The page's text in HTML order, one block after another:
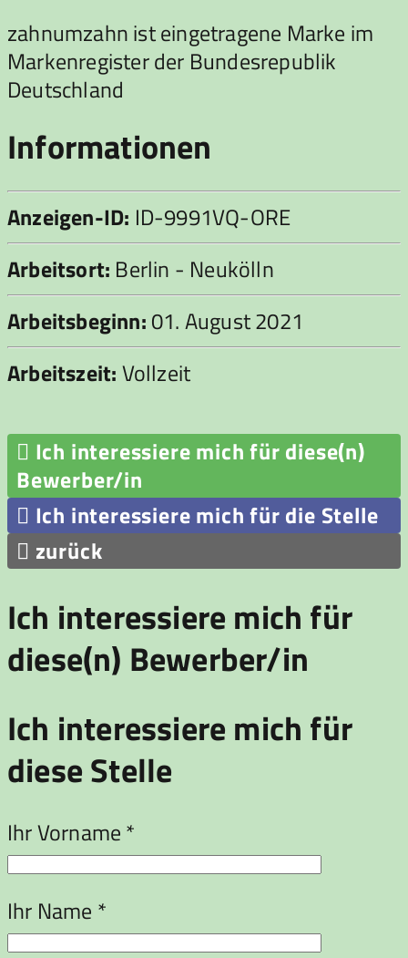
zahnumzahn ist eingetragene Marke im
Markenregister der Bundesrepublik
Deutschland
Informationen
Anzeigen-ID: ID-9991VQ-ORE
Arbeitsort: Berlin - Neukölln
Arbeitsbeginn:01. August 2021
Arbeitszeit:Vollzeit
 Ich interessiere mich für diese(n)
Bewerber/in
 Ich interessiere mich für die Stelle
 zurück
Ich interessiere mich für
diese(n) Bewerber/in
Ich interessiere mich für
diese Stelle
Ihr Vorname *
Ihr Name *